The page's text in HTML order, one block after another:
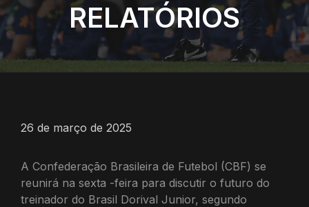
RELATÓRIOS
26 de março de 2025
A Confederação Brasileira de Futebol (CBF) se
reunirá na sexta -feira para discutir o futuro do
treinador do Brasil Dorival Junior, segundo